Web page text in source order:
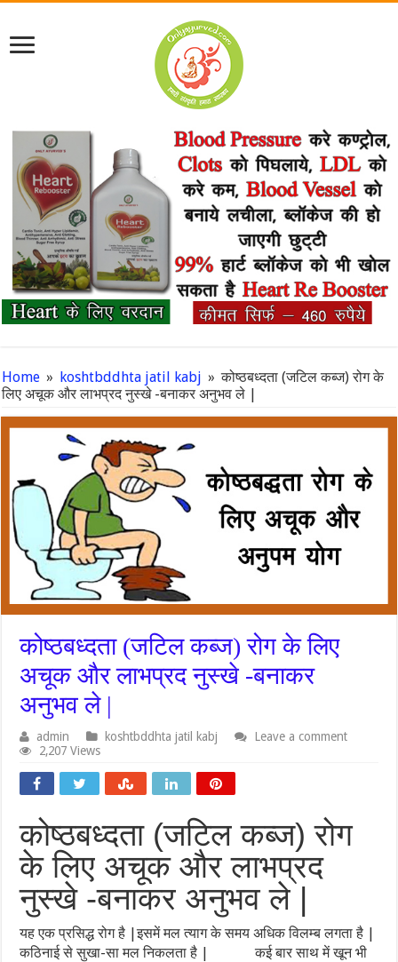
Home » koshtbddhta jatil kabj » कोष्ठबध्दता (जटिल कब्ज) रोग के
लिए अचूक और लाभप्रद नुस्खे -बनाकर अनुभव ले |
कोष्ठबध्दता (जटिल कब्ज) रोग के लिए
अचूक और लाभप्रद नुस्खे -बनाकर
अनुभव ले |
admin koshtbddhta jatil kabj
Leave a comment
2,207 Views
कोष्ठबध्दता (जटिल कब्ज) रोग
के लिए अचूक और लाभप्रद
नुस्खे -बनाकर अनुभव ले |
यह एक प्रसिद्ध रोग है |इसमें मल त्याग के समय अधिक विलम्ब लगता है |
कठिनाई से सुखा-सा मल निकलता है | कई बार साथ में खून भी